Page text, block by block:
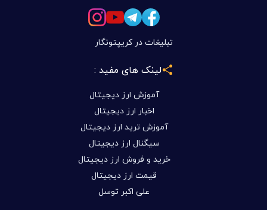
تبلیغات در کریپتونگار
لینک های مفید :
آموزش ارز دیجیتال
اخبار ارز دیجیتال
آموزش ترید ارز دیجیتال
سیگنال ارز دیجیتال
خرید و فروش ارز دیجیتال
قیمت ارز دیجیتال
علی اکبر توسل